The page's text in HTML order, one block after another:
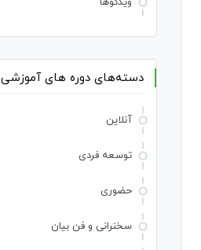
دسته‌های دوره های آموزشی
آنلاین
توسعه فردی
حضوری
سخنرانی و فن بیان